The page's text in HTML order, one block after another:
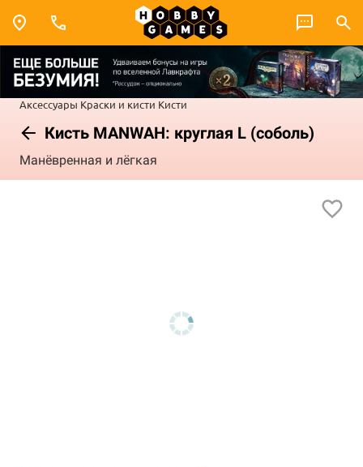
Аксессуары Краски и кисти Кисти
Кисть MANWAH: круглая L (соболь)
Манёвренная и лёгкая